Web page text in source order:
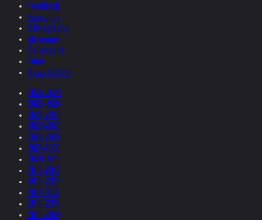
Feedback
Biography
Bibliography
Museums
Collections
Films
News Update
2026-2025
2025-2024
2024-2023
2023-2022
2022-2021
2021-2020
2020-2019
2019-2018
2018-2017
2017-2016
2016-2015
2015-2014